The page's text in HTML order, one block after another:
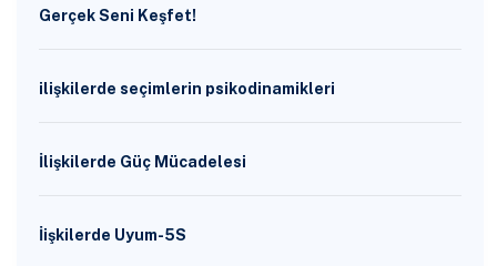
Gerçek Seni Keşfet!
ilişkilerde seçimlerin psikodinamikleri
İlişkilerde Güç Mücadelesi
İişkilerde Uyum-5S